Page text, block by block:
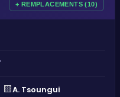
+ REMPLACEMENTS (10)
🟨A. Tsoungui